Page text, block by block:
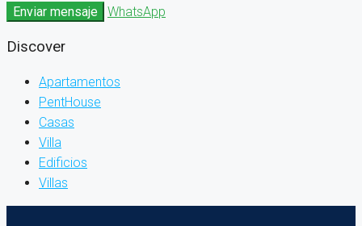
Enviar mensaje
WhatsApp
Discover
Apartamentos
PentHouse
Casas
Villa
Edificios
Villas